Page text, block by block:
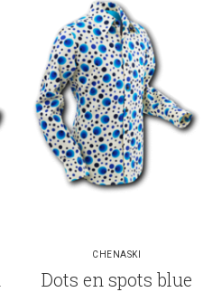
CHENASKI
Dots en spots blue